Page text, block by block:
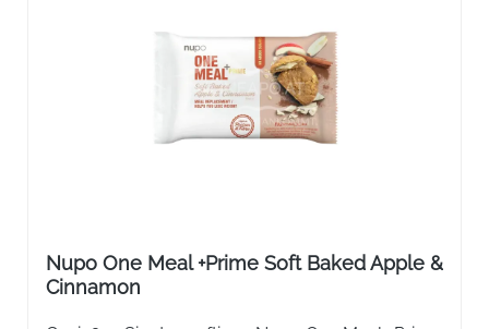
Nupo One Meal +Prime Soft Baked Apple &
Cinnamon